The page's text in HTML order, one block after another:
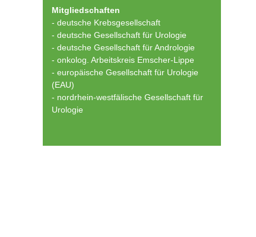
Mitgliedschaften
- deutsche Krebsgesellschaft
- deutsche Gesellschaft für Urologie
- deutsche Gesellschaft für Andrologie
- onkolog. Arbeitskreis Emscher-Lippe
- europäische Gesellschaft für Urologie
(EAU)
- nordrhein-westfälische Gesellschaft für
Urologie